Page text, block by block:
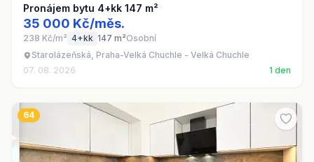
Pronájem bytu 4+kk 147 m²
35 000 Kč/měs.
238 Kč/m² 4+kk 147 m²Osobní
Starolázeňská, Praha-Velká Chuchle - Velká Chuchle
07. 08. 2026
1 den
64